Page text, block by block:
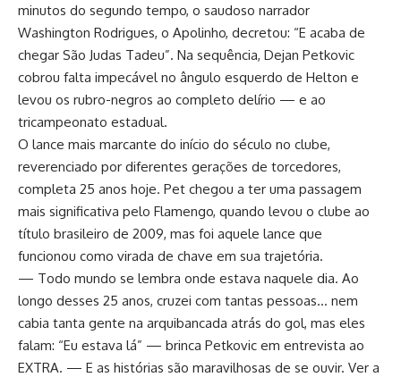
minutos do segundo tempo, o saudoso narrador
Washington Rodrigues, o Apolinho, decretou: “E acaba de
chegar São Judas Tadeu”. Na sequência, Dejan Petkovic
cobrou falta impecável no ângulo esquerdo de Helton e
levou os rubro-negros ao completo delírio — e ao
tricampeonato estadual.
O lance mais marcante do início do século no clube,
reverenciado por diferentes gerações de torcedores,
completa 25 anos hoje. Pet chegou a ter uma passagem
mais significativa pelo Flamengo, quando levou o clube ao
título brasileiro de 2009, mas foi aquele lance que
funcionou como virada de chave em sua trajetória.
— Todo mundo se lembra onde estava naquele dia. Ao
longo desses 25 anos, cruzei com tantas pessoas… nem
cabia tanta gente na arquibancada atrás do gol, mas eles
falam: “Eu estava lá” — brinca Petkovic em entrevista ao
EXTRA. — E as histórias são maravilhosas de se ouvir. Ver a